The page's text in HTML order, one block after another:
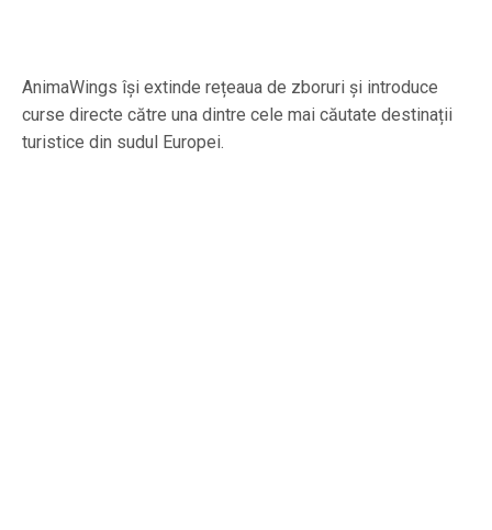
AnimaWings își extinde rețeaua de zboruri și introduce
curse directe către una dintre cele mai căutate destinații
turistice din sudul Europei.